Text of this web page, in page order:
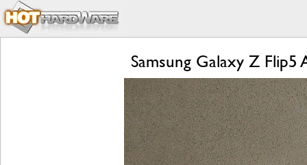
Samsung Galaxy Z Flip5